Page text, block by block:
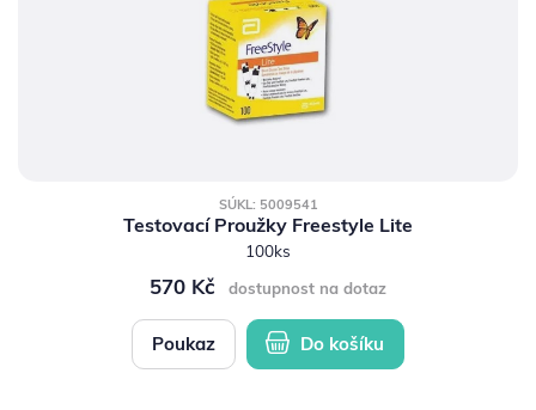
SÚKL: 5009541
Testovací Proužky Freestyle Lite
100ks
570 Kč dostupnost na dotaz
Poukaz Do košíku